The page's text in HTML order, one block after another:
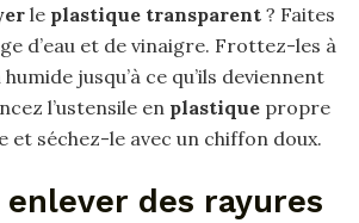
le plastique transparent ? Faites
d’eau et de vinaigre. Frottez-les à
humide jusqu’à ce qu’ils deviennent
l’ustensile en plastique propre
et séchez-le avec un chiffon doux.
des rayures